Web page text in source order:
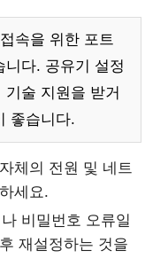
속을 위한 포트
니다. 공유기 설정
술 지원을 받거
좋습니다.
체의 전원 및 네트
세요.
비밀번호 오류일
재설정하는 것을